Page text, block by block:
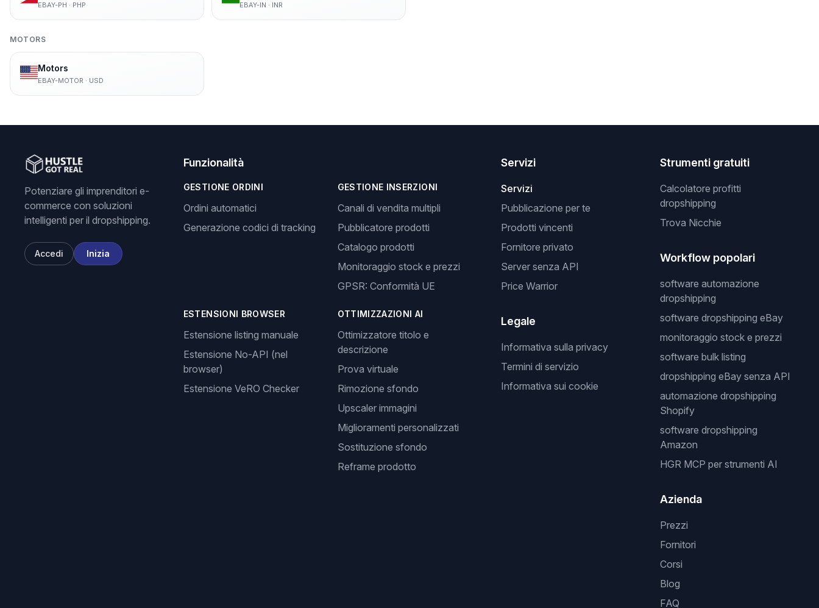
EBAY-PH · PHP EBAY-IN · INR
MOTORS
Motors
EBAY-MOTOR · USD
Potenziare gli imprenditori e-
commerce con soluzioni
intelligenti per il dropshipping.
Accedi Inizia
Funzionalità
GESTIONE ORDINI
Ordini automatici
Generazione codici di tracking
GESTIONE INSERZIONI
Canali di vendita multipli
Pubblicatore prodotti
Catalogo prodotti
Monitoraggio stock e prezzi
GPSR: Conformità UE
ESTENSIONI BROWSER
Estensione listing manuale
Estensione No-API (nel
browser)
Estensione VeRO Checker
OTTIMIZZAZIONI AI
Ottimizzatore titolo e
descrizione
Prova virtuale
Rimozione sfondo
Upscaler immagini
Miglioramenti personalizzati
Sostituzione sfondo
Reframe prodotto
Servizi
Servizi
Pubblicazione per te
Prodotti vincenti
Fornitore privato
Server senza API
Price Warrior
Legale
Informativa sulla privacy
Termini di servizio
Informativa sui cookie
Strumenti gratuiti
Calcolatore profitti
dropshipping
Trova Nicchie
Workflow popolari
software automazione
dropshipping
software dropshipping eBay
monitoraggio stock e prezzi
software bulk listing
dropshipping eBay senza API
automazione dropshipping
Shopify
software dropshipping
Amazon
HGR MCP per strumenti AI
Azienda
Prezzi
Fornitori
Corsi
Blog
FAQ